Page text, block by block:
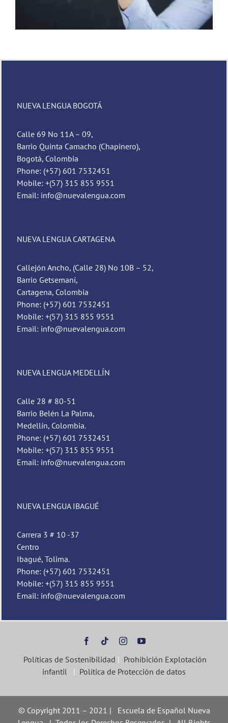
NUEVA LENGUA BOGOTÁ
Calle 69 No 11A – 09,
Barrio Quinta Camacho (Chapinero),
Bogotá, Colombia
Phone: (+57) 601 7532451
Mobile: +(57) 315 855 9551
Email: info@nuevalengua.com
NUEVA LENGUA CARTAGENA
Callejón Ancho, (Calle 28) No 10B – 52,
Barrio Getsemaní,
Cartagena, Colombia
Phone: (+57) 601 7532451
Mobile: +(57) 315 855 9551
Email: info@nuevalengua.com
NUEVA LENGUA MEDELLÍN
Calle 28 # 80-51
Barrio Belén La Palma,
Medellín, Colombia.
Phone: (+57) 601 7532451
Mobile: +(57) 315 855 9551
Email: info@nuevalengua.com
NUEVA LENGUA IBAGUÉ
Carrera 3 # 10 -37
Centro
Ibagué, Tolima.
Phone: (+57) 601 7532451
Mobile: +(57) 315 855 9551
Email: info@nuevalengua.com
Políticas de Sostenibilidad | Prohibición Explotación
infantil | Política de Protección de datos
© Copyright 2011 – 2021 | Escuela de Español Nueva